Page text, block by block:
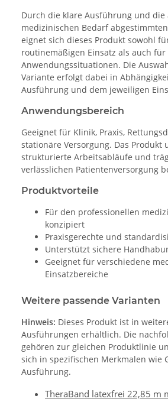
Durch die klare Ausführung und die
medizinischen Bedarf
eignet sich dieses Produkt sowohl
routinemäßigen Einsatz als auch für
Anwendungssituationen. Die
Variante erfolgt dabei in
Ausführung und dem jeweiligen
Anwendungsbereich
Geeignet für Klinik, Praxis,
stationäre Versorgung. Das Produkt
strukturierte Arbeitsabläufe und
verlässlichen Patientenversorgung
Produktvorteile
Für den professionellen
konzipiert
Praxisgerechte und
Unterstützt sichere
Geeignet für verschiedene
Einsatzbereiche
Weitere passende Varianten
Hinweis: Dieses Produkt ist in
Ausführungen erhältlich. Die
gehören zur gleichen Produktlinie
sich in spezifischen Merkmalen wie
Ausführung.
TheraBand latexfrei 22,85 m